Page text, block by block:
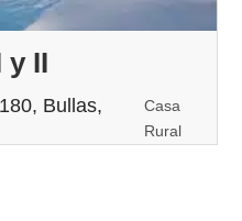
y II
Bullas,
Casa
Rural